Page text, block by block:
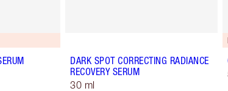
DARK SPOT CORRECTING RADIANCE
RECOVERY SERUM
30 ml